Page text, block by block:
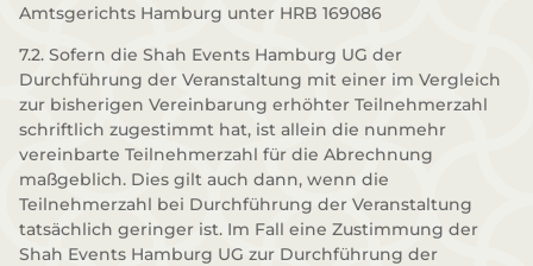
Amtsgerichts Hamburg unter HRB 169086
7.2. Sofern die Shah Events Hamburg UG der
Durchführung der Veranstaltung mit einer im Vergleich
zur bisherigen Vereinbarung erhöhter Teilnehmerzahl
schriftlich zugestimmt hat, ist allein die nunmehr
vereinbarte Teilnehmerzahl für die Abrechnung
maßgeblich. Dies gilt auch dann, wenn die
Teilnehmerzahl bei Durchführung der Veranstaltung
tatsächlich geringer ist. Im Fall eine Zustimmung der
Shah Events Hamburg UG zur Durchführung der